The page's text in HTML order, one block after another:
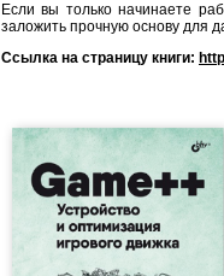
Если вы только начинаете
заложить прочную основу для
Ссылка на страницу книги: